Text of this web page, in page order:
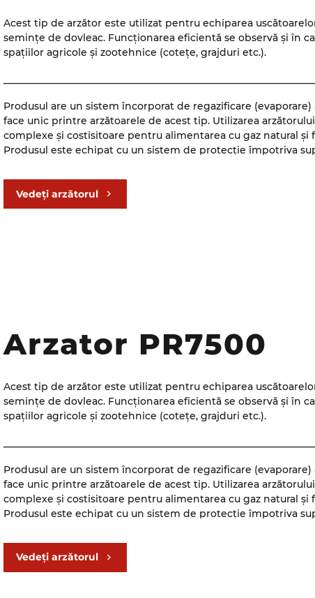
Acest tip de arzător este utilizat pentru echiparea
semințe de dovleac. Funcționarea eficientă se observă și în
spațiilor agricole și zootehnice (cotețe, grajduri etc.).
Produsul are un sistem încorporat de regazificare
face unic printre arzătoarele de acest tip. Utilizarea
complexe și costisitoare pentru alimentarea cu gaz natural
Produsul este echipat cu un sistem de protecție împotriva
Vedeți arzătorul
Arzator PR7500
Acest tip de arzător este utilizat pentru echiparea
semințe de dovleac. Funcționarea eficientă se observă și în
spațiilor agricole și zootehnice (cotețe, grajduri etc.).
Produsul are un sistem încorporat de regazificare
face unic printre arzătoarele de acest tip. Utilizarea
complexe și costisitoare pentru alimentarea cu gaz natural
Produsul este echipat cu un sistem de protecție împotriva
Vedeți arzătorul